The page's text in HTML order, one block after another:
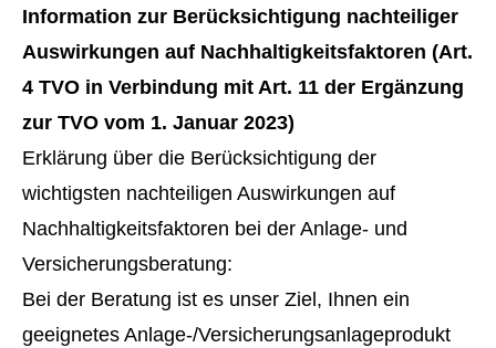
Information zur Berücksichtigung nachteiliger
Auswirkungen auf Nachhaltigkeitsfaktoren (Art.
4 TVO in Verbindung mit Art. 11 der Ergänzung
zur TVO vom 1. Januar 2023)
Erklärung über die Berücksichtigung der
wichtigsten nachteiligen Auswirkungen auf
Nachhaltigkeitsfaktoren bei der Anlage- und
Versicherungsberatung:
Bei der Beratung ist es unser Ziel, Ihnen ein
geeignetes Anlage-/Versicherungsanlageprodukt